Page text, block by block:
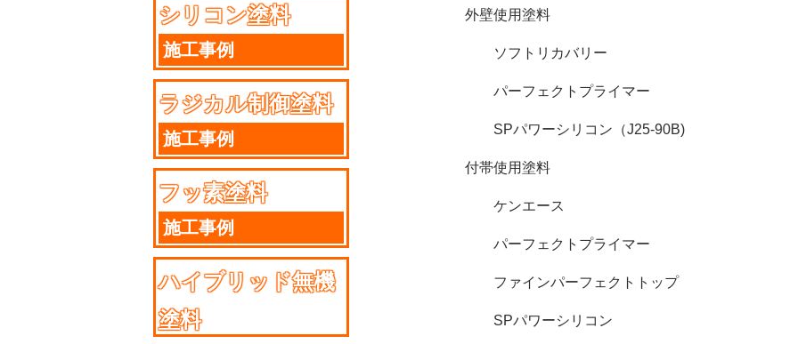
外壁使用塗料
ソフトリカバリー
パーフェクトプライマー
SPパワーシリコン（J25-90B)
付帯使用塗料
ケンエース
パーフェクトプライマー
ファインパーフェクトトップ
SPパワーシリコン
シリコン塗料
施工事例
ラジカル制御塗料
施工事例
フッ素塗料
施工事例
ハイブリッド無機
塗料